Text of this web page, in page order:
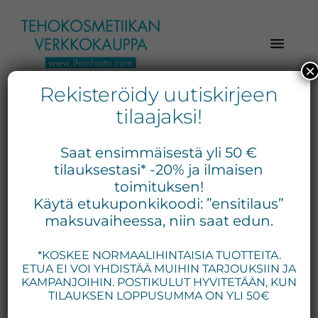
pääsisältöön
ensisijaiseen
sivupalkkiin
alatunnisteeseen
Ihonhoito.com
Kosmetiikan
verkkokauppa
Tilaa
tänään
Verkkokaupasta
tuotteet:
Exuviance,
Medik8,
Priori,
Bion,
Gernétic,
Rekisteröidy uutiskirjeen
tilaajaksi!
Saat ensimmäisestä yli 50 €
tilauksestasi* -20% ja ilmaisen
toimituksen!
Käytä etukuponkikoodi: ”ensitilaus”
maksuvaiheessa, niin saat edun.
*KOSKEE NORMAALIHINTAISIA TUOTTEITA.
ETUA EI VOI YHDISTÄÄ MUIHIN TARJOUKSIIN JA
KAMPANJOIHIN. POSTIKULUT HYVITETÄÄN, KUN
TILAUKSEN LOPPUSUMMA ON YLI 50€
×